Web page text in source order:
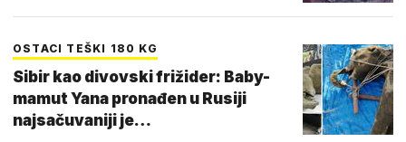
OSTACI TEŠKI 180 KG
Sibir kao divovski frižider: Baby-
mamut Yana pronađen u Rusiji
najsačuvaniji je…